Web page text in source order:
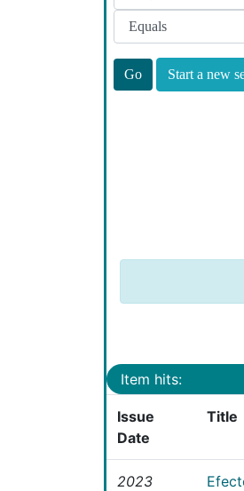
Start a new
Item hits:
Issue
Date
Title
2023